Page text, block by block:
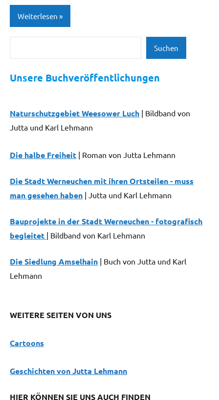
Weiterlesen
| Politik |
Suchen
Unsere Buchveröffentlichungen
Naturschutzgebiet Weesower Luch | Bildband von
Jutta und Karl Lehmann
Die halbe Freiheit | Roman von Jutta Lehmann
Die Stadt Werneuchen mit ihren Ortsteilen - muss
man gesehen haben | Jutta und Karl Lehmann
Bauprojekte in der Stadt Werneuchen - fotografisch
begleitet | Bildband von Karl Lehmann
Die Siedlung Amselhain | Buch von Jutta und Karl
Lehmann
WEITERE SEITEN VON UNS
Cartoons
Geschichten von Jutta Lehmann
HIER KÖNNEN SIE UNS AUCH FINDEN